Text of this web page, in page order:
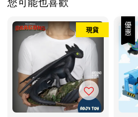
現貨 優惠